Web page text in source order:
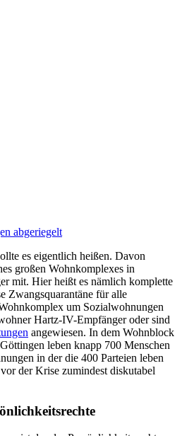
abgeriegelt
es eigentlich heißen. Davon
großen Wohnkomplexes in
mit. Hier heißt es nämlich komplette
Zwangsquarantäne für alle
um Sozialwohnungen
Hartz-IV-Empfänger oder sind
angewiesen. In dem Wohnblock
leben knapp 700 Menschen
in der die 400 Parteien leben
der Krise zumindest diskutabel